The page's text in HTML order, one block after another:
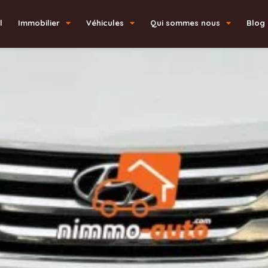
Immobilier Véhicules Qui sommes nous Blog